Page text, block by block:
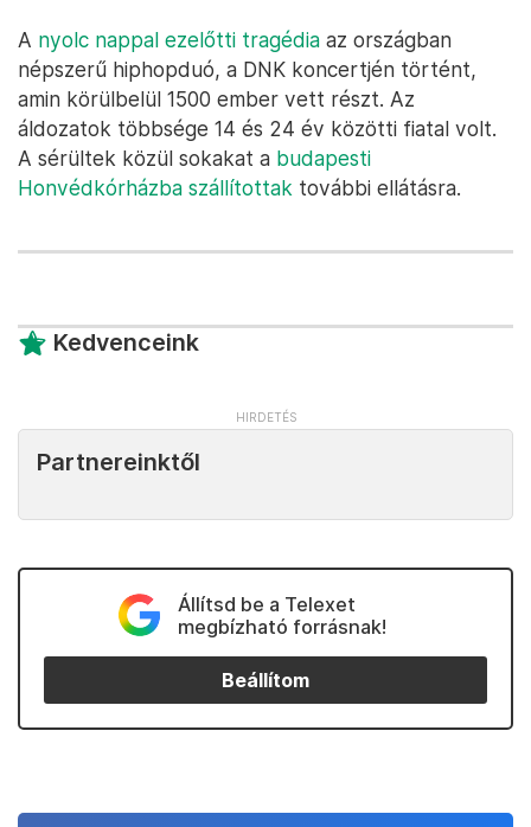
A nyolc nappal ezelőtti tragédia az országban
népszerű hiphopduó, a DNK koncertjén történt,
amin körülbelül 1500 ember vett részt. Az
áldozatok többsége 14 és 24 év közötti fiatal volt.
A sérültek közül sokakat a budapesti
Honvédkórházba szállítottak további ellátásra.
Kedvenceink
Partnereinktől
Állítsd be a Telexet
megbízható forrásnak!
Beállítom